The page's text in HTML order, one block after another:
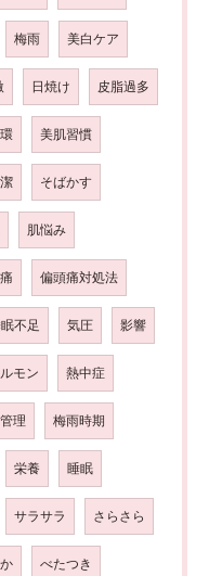
梅雨 美白ケア
日焼け 皮脂過多
美肌習慣
そばかす
肌悩み
偏頭痛対処法
不足 気圧 影響
モン 熱中症
理 梅雨時期
栄養 睡眠
サラサラ さらさら
べたつき